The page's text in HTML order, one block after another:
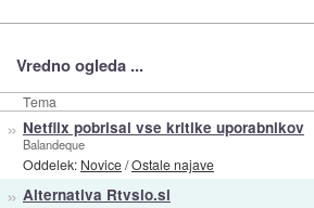
Vredno ogleda ...
Tema
» Netflix pobrisal vse kritike uporabnikov
Balandeque
Oddelek: Novice/Ostale najave
» Alternativa Rtvslo.si